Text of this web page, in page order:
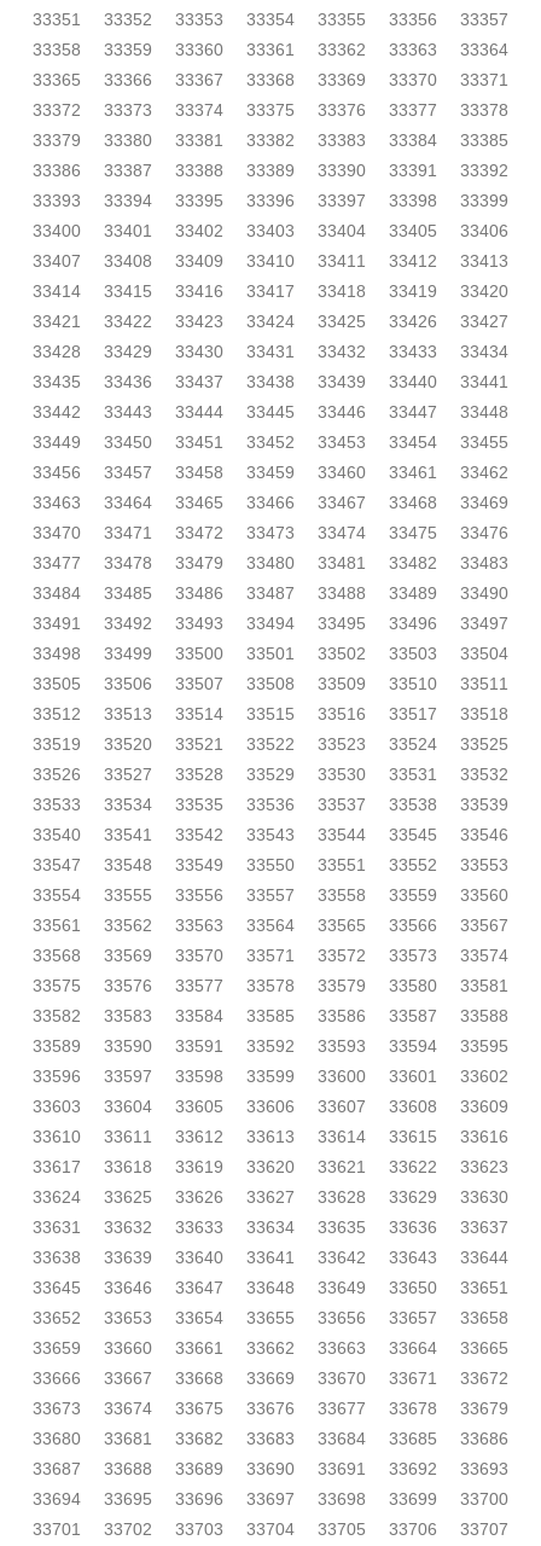
33351
33352 33353 33354 33355 33356
33357
33358
33359 33360 33361 33362 33363
33364
33365
33366 33367 33368 33369 33370
33371
33372
33373 33374 33375 33376 33377
33378
33379
33380 33381 33382 33383 33384
33385
33386
33387 33388 33389 33390 33391
33392
33393
33394 33395 33396 33397 33398
33399
33400
33401 33402 33403 33404 33405
33406
33407
33408 33409 33410 33411 33412
33413
33414
33415 33416 33417 33418 33419
33420
33421
33422 33423 33424 33425 33426
33427
33428
33429 33430 33431 33432 33433
33434
33435
33436 33437 33438 33439 33440
33441
33442
33443 33444 33445 33446 33447
33448
33449
33450 33451 33452 33453 33454
33455
33456
33457 33458 33459 33460 33461
33462
33463
33464 33465 33466 33467 33468
33469
33470
33471 33472 33473 33474 33475
33476
33477
33478 33479 33480 33481 33482
33483
33484
33485 33486 33487 33488 33489
33490
33491
33492 33493 33494 33495 33496
33497
33498
33499 33500 33501 33502 33503
33504
33505
33506 33507 33508 33509 33510
33511
33512
33513 33514 33515 33516 33517
33518
33519
33520 33521 33522 33523 33524
33525
33526
33527 33528 33529 33530 33531
33532
33533
33534 33535 33536 33537 33538
33539
33540
33541 33542 33543 33544 33545
33546
33547
33548 33549 33550 33551 33552
33553
33554
33555 33556 33557 33558 33559
33560
33561
33562 33563 33564 33565 33566
33567
33568
33569 33570 33571 33572 33573
33574
33575
33576 33577 33578 33579 33580
33581
33582
33583 33584 33585 33586 33587
33588
33589
33590 33591 33592 33593 33594
33595
33596
33597 33598 33599 33600 33601
33602
33603
33604 33605 33606 33607 33608
33609
33610
33611 33612 33613 33614 33615
33616
33617
33618 33619 33620 33621 33622
33623
33624
33625 33626 33627 33628 33629
33630
33631
33632 33633 33634 33635 33636
33637
33638
33639 33640 33641 33642 33643
33644
33645
33646 33647 33648 33649 33650
33651
33652
33653 33654 33655 33656 33657
33658
33659
33660 33661 33662 33663 33664
33665
33666
33667 33668 33669 33670 33671
33672
33673
33674 33675 33676 33677 33678
33679
33680
33681 33682 33683 33684 33685
33686
33687
33688 33689 33690 33691 33692
33693
33694
33695 33696 33697 33698 33699
33700
33701
33702 33703 33704 33705 33706 33707